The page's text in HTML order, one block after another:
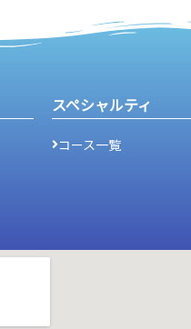
スペシャルティ
コース一覧